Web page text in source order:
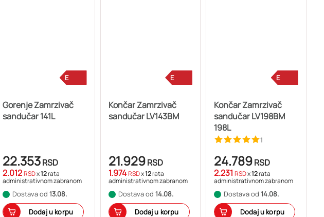
E
Gorenje Zamrzivač
sandučar 141L
22.353RSD
2.012RSDx12rata
administrativnom zabranom
Dostava od 13.08.
Dodaj u korpu
E
Končar Zamrzivač
sandučar LV143BM
21.929RSD
1.974RSDx12rata
administrativnom zabranom
Dostava od 14.08.
Dodaj u korpu
E
Končar Zamrzivač
sandučar LV198BM
198L
1
24.789RSD
2.231 RSDx12rata
administrativnom zabranom
Dostava od 14.08.
Dodaj u korpu